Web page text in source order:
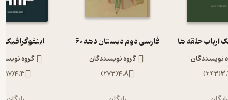
ارباب حلقه ها
نویسندگان
(
243
)
فارسی دوم دبستان دهه 60
گروه نویسندگان
4.8
(
273
)
اینفوگرافیک 1984
گروه
4.3
(
117